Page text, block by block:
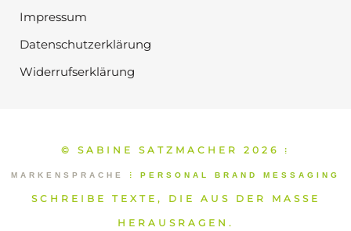
Impressum
Datenschutzerklärung
Widerrufserklärung
© SABINE SATZMACHER 2026 ⁞
MARKENSPRACHE ⁞ PERSONAL BRAND MESSAGING
SCHREIBE TEXTE, DIE AUS DER MASSE
HERAUSRAGEN.